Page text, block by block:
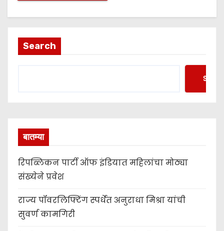
Search
बातम्या
रिपब्लिकन पार्टी ऑफ इंडियात महिलांचा मोठ्या
संख्येने प्रवेश
राज्य पॉवरलिफ्टिंग स्पर्धेत अनुराधा मिश्रा यांची
सुवर्ण कामगिरी